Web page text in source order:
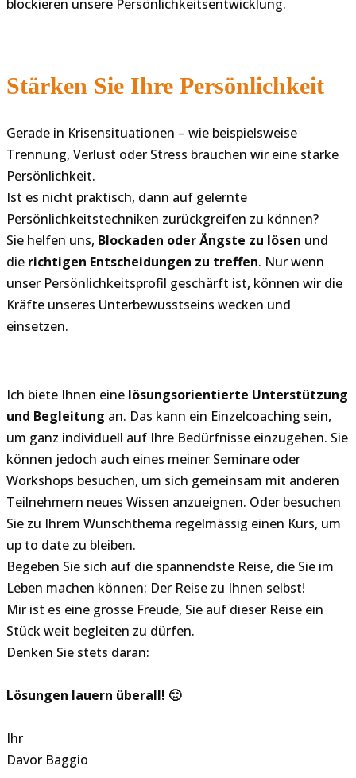
blockieren unsere Persönlichkeitsentwicklung.
Stärken Sie Ihre Persönlichkeit
Gerade in Krisensituationen – wie beispielsweise
Trennung, Verlust oder Stress brauchen wir eine starke
Persönlichkeit.
Ist es nicht praktisch, dann auf gelernte
Persönlichkeitstechniken zurückgreifen zu können?
Sie helfen uns, Blockaden oder Ängste zu lösen und
die richtigen Entscheidungen zu treffen. Nur wenn
unser Persönlichkeitsprofil geschärft ist, können wir die
Kräfte unseres Unterbewusstseins wecken und
einsetzen.
Ich biete Ihnen eine lösungsorientierte Unterstützung
und Begleitung an. Das kann ein Einzelcoaching sein,
um ganz individuell auf Ihre Bedürfnisse einzugehen. Sie
können jedoch auch eines meiner Seminare oder
Workshops besuchen, um sich gemeinsam mit anderen
Teilnehmern neues Wissen anzueignen. Oder besuchen
Sie zu Ihrem Wunschthema regelmässig einen Kurs, um
up to date zu bleiben.
Begeben Sie sich auf die spannendste Reise, die Sie im
Leben machen können: Der Reise zu Ihnen selbst!
Mir ist es eine grosse Freude, Sie auf dieser Reise ein
Stück weit begleiten zu dürfen.
Denken Sie stets daran:
Lösungen lauern überall! 🙂
Ihr
Davor Baggio